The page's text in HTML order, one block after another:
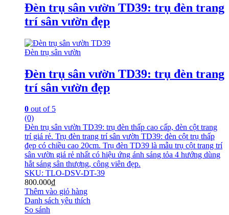
Đèn trụ sân vườn TD39: trụ đèn trang
trí sân vườn đẹp
Đèn trụ sân vườn
Đèn trụ sân vườn TD39: trụ đèn trang
trí sân vườn đẹp
0 out of 5
(0)
Đèn trụ sân vườn TD39: trụ đèn thấp cao cấp, đèn cột trang
trí giá rẻ. Trụ đèn trang trí sân vườn TD39: đèn cột trụ thấp
đẹp có chiều cao 20cm. Trụ đèn TD39 là mẫu trụ cột trang trí
sân vườn giá rẻ nhất có hiệu ứng ánh sáng tỏa 4 hướng dùng
hắt sáng sân thượng, công viên đẹp.
SKU: TLO-DSV-DT-39
800.000₫
Thêm vào giỏ hàng
Danh sách yêu thích
So sánh